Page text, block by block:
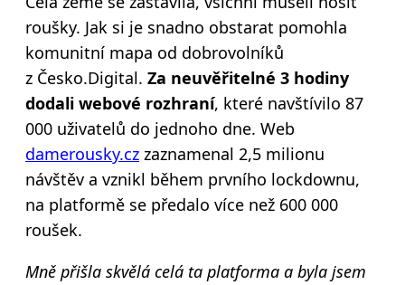
roušky. Jak si je snadno obstarat pomohla
komunitní mapa od dobrovolníků
z Česko.Digital. Za neuvěřitelné 3 hodiny
dodali webové rozhraní, které navštívilo 87
000 uživatelů do jednoho dne. Web
damerousky.cz zaznamenal 2,5 milionu
návštěv a vznikl během prvního lockdownu,
na platformě se předalo více než 600 000
roušek.
Mně přišla skvělá celá ta platforma a byla jsem